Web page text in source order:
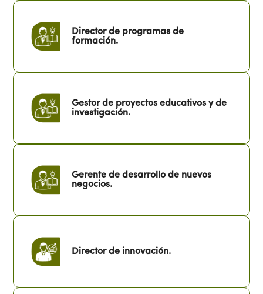
Director de programas de
formación.
Gestor de proyectos educativos y de
investigación.
Gerente de desarrollo de nuevos
negocios.
Director de innovación.